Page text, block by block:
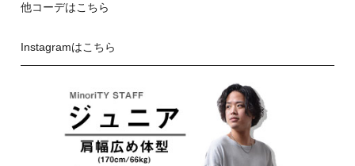
他コーデはこちら
Instagramはこちら